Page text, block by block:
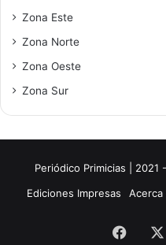
Zona Este
Zona Norte
Zona Oeste
Zona Sur
Periódico Primicias |
Ediciones Impresas
Acerca